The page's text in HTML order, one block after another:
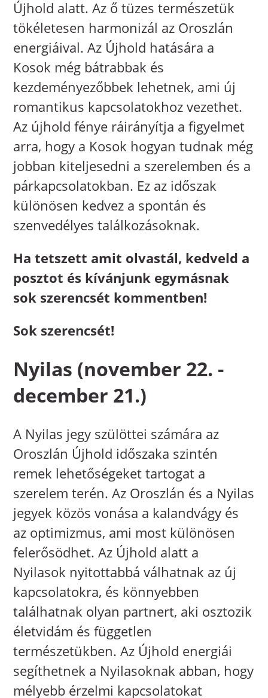
Újhold alatt. Az ő tüzes természetük
tökéletesen harmonizál az Oroszlán
energiáival. Az Újhold hatására a
Kosok még bátrabbak és
kezdeményezőbbek lehetnek, ami új
romantikus kapcsolatokhoz vezethet.
Az újhold fénye ráirányítja a figyelmet
arra, hogy a Kosok hogyan tudnak még
jobban kiteljesedni a szerelemben és a
párkapcsolatokban. Ez az időszak
különösen kedvez a spontán és
szenvedélyes találkozásoknak.
Ha tetszett amit olvastál, kedveld a
posztot és kívánjunk egymásnak
sok szerencsét kommentben!
Sok szerencsét!
Nyilas (november 22. -
december 21.)
A Nyilas jegy szülöttei számára az
Oroszlán Újhold időszaka szintén
remek lehetőségeket tartogat a
szerelem terén. Az Oroszlán és a Nyilas
jegyek közös vonása a kalandvágy és
az optimizmus, ami most különösen
felerősödhet. Az Újhold alatt a
Nyilasok nyitottabbá válhatnak az új
kapcsolatokra, és könnyebben
találhatnak olyan partnert, aki osztozik
életvidám és független
természetükben. Az Újhold energiái
segíthetnek a Nyilasoknak abban, hogy
mélyebb érzelmi kapcsolatokat